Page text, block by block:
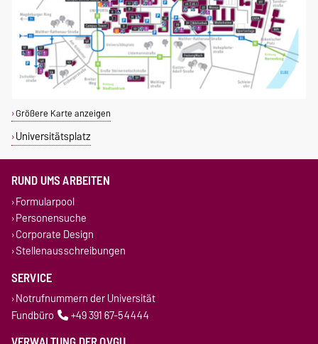
Größere Karte anzeigen
Universitätsplatz
RUND UMS ARBEITEN
Formularpool
Personensuche
Corporate Design
Stellenausschreibungen
SERVICE
Notrufnummern der Universität
Fundbüro
+49 391 67-54444